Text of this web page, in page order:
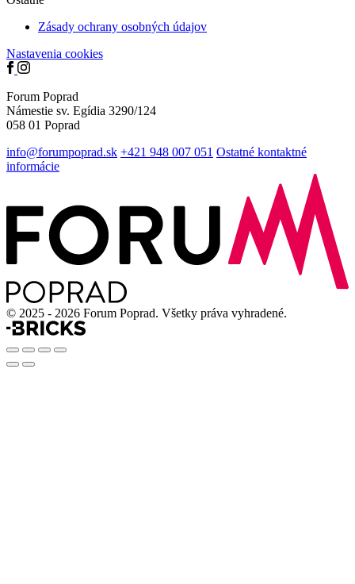
Zásady ochrany osobných údajov
Nastavenia cookies
Forum Poprad
Námestie sv. Egídia 3290/124
058 01 Poprad
info@forumpoprad.sk +421 948 007 051 Ostatné kontaktné
informácie
© 2025 - 2026 Forum Poprad. Všetky práva vyhradené.